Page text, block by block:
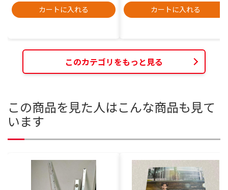
カートに入れる カートに入れる
このカテゴリをもっと見る
この商品を見た人はこんな商品も見て
います